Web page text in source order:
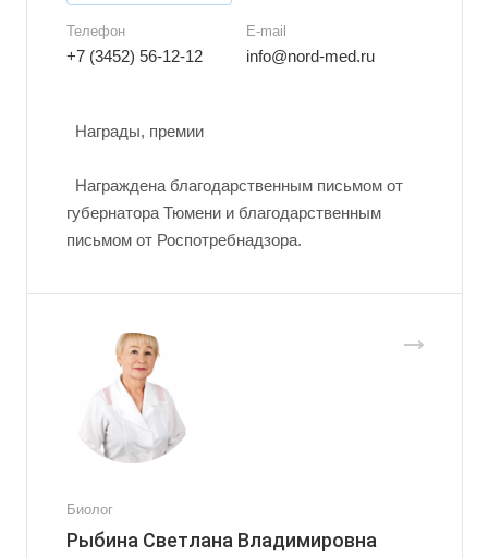
Телефон
+7 (3452) 56-12-12
E-mail
info@nord-med.ru
Награды, премии
Награждена благодарственным письмом от
губернатора Тюмени и благодарственным
письмом от Роспотребнадзора.
Биолог
Рыбина Светлана Владимировна